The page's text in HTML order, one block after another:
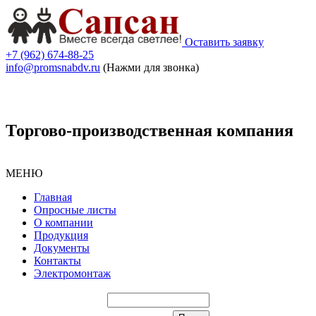
Оставить заявку
+7 (962) 674-88-25
info@promsnabdv.ru (Нажми для звонка)
Торгово-производственная компания
МЕНЮ
Главная
Опросные листы
О компании
Продукция
Документы
Контакты
Электромонтаж